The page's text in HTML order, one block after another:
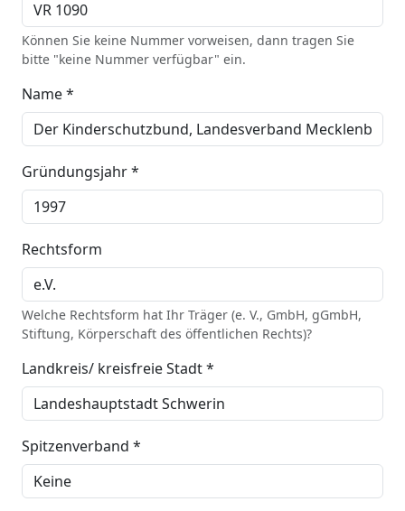
Können Sie keine Nummer vorweisen, dann tragen Sie
bitte "keine Nummer verfügbar" ein.
Name *
Gründungsjahr *
Rechtsform
Welche Rechtsform hat Ihr Träger (e. V., GmbH, gGmbH,
Stiftung, Körperschaft des öffentlichen Rechts)?
Landkreis/ kreisfreie Stadt *
Spitzenverband *